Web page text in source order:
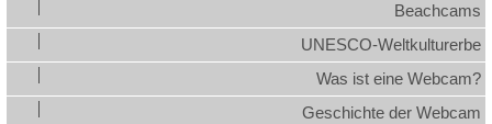
Beachcams
UNESCO-Weltkulturerbe
Was ist eine Webcam?
Geschichte der Webcam